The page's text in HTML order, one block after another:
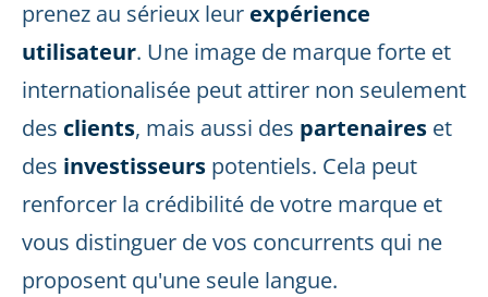
prenez au sérieux leur expérience
utilisateur. Une image de marque forte et
internationalisée peut attirer non seulement
des clients, mais aussi des partenaires et
des investisseurs potentiels. Cela peut
renforcer la crédibilité de votre marque et
vous distinguer de vos concurrents qui ne
proposent qu'une seule langue.